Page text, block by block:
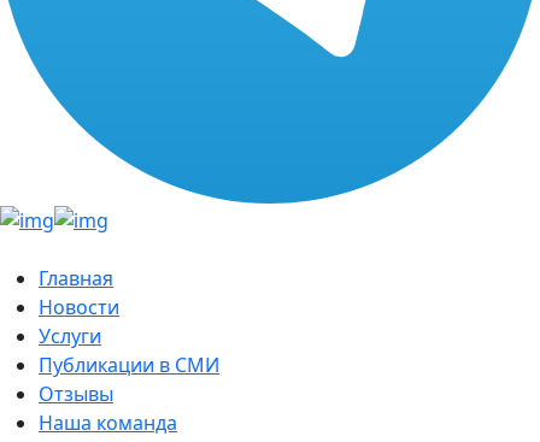
Главная
Новости
Услуги
Публикации в СМИ
Отзывы
Наша команда